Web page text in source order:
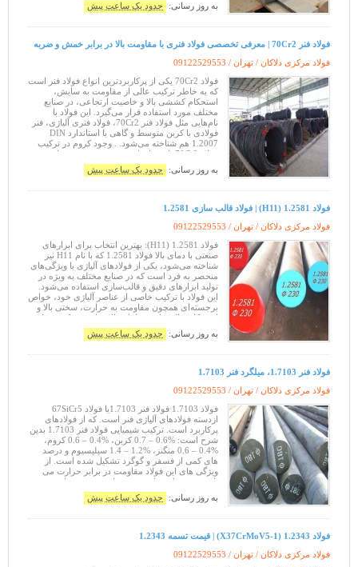
به روز رسانی: حدود یک ساعت پیش
فولاد فنر 70Cr2 | معرفی تخصصی فولاد فنری با مقاومت بالا در برابر خمش و ضربه
فولاد مرکزی دلاکان / تهران / 09122529553
فولاد 70Cr2 یکی از پرکاربردترین انواع فولاد فنر است
که به خاطر ترکیب عالی از مقاومت به سایش،
استحکام کششی بالا و خاصیت ارتجاعی، در صنایع
مختلف مورد استفاده قرار می‌گیرد. این فولاد با
نام‌هایی مثل فولاد فنر 70Cr2، فولاد فنری آلیاژی، فنر
فولادی با کربن متوسط و گاهی با استاندارد DIN
1.2007 هم شناخته می‌شود. . وجود کروم در ترکیب
فولاد 70Cr2 باعث افزایش سختی‌پذیری و مقاومت در
برابر خوردگی سطحی می‌شود
به روز رسانی: حدود یک ساعت پیش
فولاد 1.2581 (H11) | فولاد قالب سازی 1.2581
فولاد مرکزی دلاکان / تهران / 09122529553
فولاد 1.2581 (H11): بهترین انتخاب برای ابزارهای
صنعتی با دمای بالا فولاد 1.2581 که با نام H11 نیز
شناخته می‌شود، یکی از فولادهای آلیاژی با ویژگی‌های
منحصر به فرد است که در صنایع مختلف به ویژه در
تولید ابزارهای دقیق و قالب‌سازی استفاده می‌شود.
این فولاد با ترکیب خاصی از عناصر آلیاژی خود، خواص
برجسته‌ای همچون مقاومت به حرارت، سختی بالا و
استحکام عالی را در دماهای بالا فراهم می‌کند. در این
به روز رسانی: حدود یک ساعت پیش
فولاد فنر 1.7103، میلگرد فنر 1.7103
فولاد مرکزی دلاکان / تهران / 09122529553
فولاد 1.7103 فولاد فنر 1.7103یا فولاد 67SiCr5
ازدسته فولادهای آلیاژی فنر است. که از فولادهای
پرکاربرد است. ترکیب شیمیایی فولاد فنر 1.7103 بدین
شرح است: %0.6 – 0.7 کربن، %0.4 – 0.6 کروم،
%0.4 – 0.6 منگنز، %1.2 – 1.4 سیلیسیوم و درصد
های کمی از فسفر و گوگرد تشکیل شده است. از
ویژگی های این فولاد مقاومت در برابر حرارت می
باشد و در برابر سایش هم مقاومت خوبی دارد.
مقاومت کششی این فولاد از 6
به روز رسانی: حدود یک ساعت پیش
فولاد 1.2343 (X37CrMoV5-1) | قیمت تسمه 1.2343
فولاد مرکزی دلاکان / تهران / 09122529553